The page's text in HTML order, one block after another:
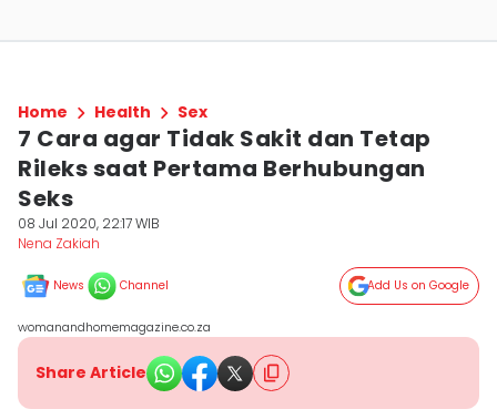
Home Health Sex
7 Cara agar Tidak Sakit dan Tetap
Rileks saat Pertama Berhubungan
Seks
08 Jul 2020, 22:17 WIB
Nena Zakiah
News Channel Add Us on Google
womanandhomemagazine.co.za
Share Article